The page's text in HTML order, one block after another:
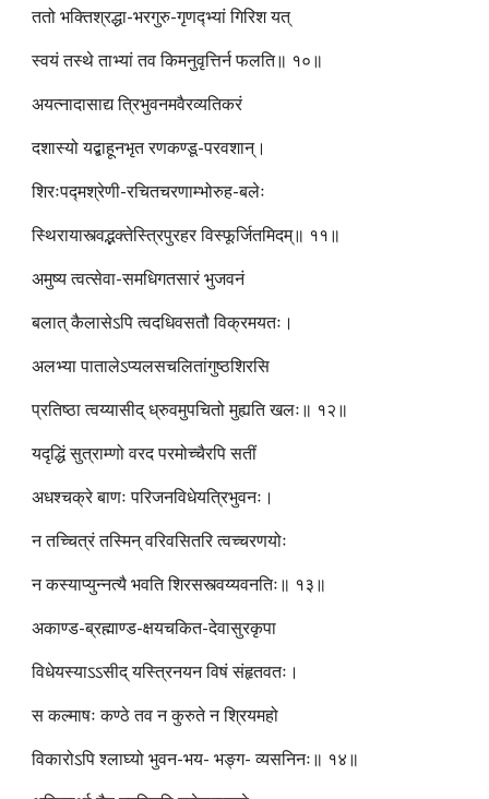
ततो भक्तिश्रद्धा-भरगुरु-गृणद्भ्यां गिरिश यत्
स्वयं तस्थे ताभ्यां तव किमनुवृत्तिर्न फलति॥ १०॥
अयत्नादासाद्य त्रिभुवनमवैरव्यतिकरं
दशास्यो यद्बाहूनभृत रणकण्डू-परवशान्।
शिरःपद्मश्रेणी-रचितचरणाम्भोरुह-बलेः
स्थिरायास्त्वद्भक्तेस्त्रिपुरहर विस्फूर्जितमिदम्॥ ११॥
अमुष्य त्वत्सेवा-समधिगतसारं भुजवनं
बलात् कैलासेऽपि त्वदधिवसतौ विक्रमयतः।
अलभ्या पातालेऽप्यलसचलितांगुष्ठशिरसि
प्रतिष्ठा त्वय्यासीद् ध्रुवमुपचितो मुह्यति खलः॥ १२॥
यदृद्धिं सुत्राम्णो वरद परमोच्चैरपि सतीं
अधश्चक्रे बाणः परिजनविधेयत्रिभुवनः।
न तच्चित्रं तस्मिन् वरिवसितरि त्वच्चरणयोः
न कस्याप्युन्नत्यै भवति शिरसस्त्वय्यवनतिः॥ १३॥
अकाण्ड-ब्रह्माण्ड-क्षयचकित-देवासुरकृपा
विधेयस्याऽऽसीद् यस्त्रिनयन विषं संहृतवतः।
स कल्माषः कण्ठे तव न कुरुते न श्रियमहो
विकारोऽपि श्लाघ्यो भुवन-भय- भङ्ग- व्यसनिनः॥ १४॥